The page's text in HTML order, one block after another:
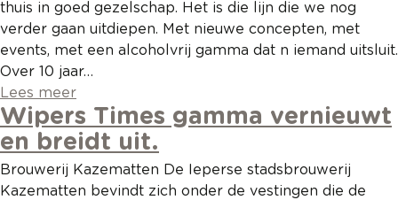
thuis in goed gezelschap. Het is die lijn die we nog
verder gaan uitdiepen. Met nieuwe concepten, met
events, met een alcoholvrij gamma dat n iemand uitsluit.
Over 10 jaar…
Lees meer
Wipers Times gamma vernieuwt
en breidt uit.
Brouwerij Kazematten De Ieperse stadsbrouwerij
Kazematten bevindt zich onder de vestingen die de